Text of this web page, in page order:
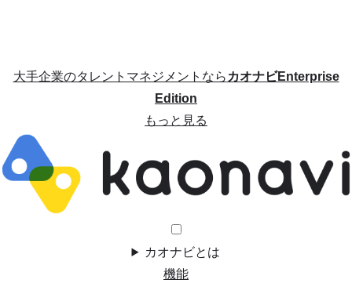
大手企業のタレントマネジメントならカオナビEnterprise
Edition
もっと見る
カオナビとは
機能